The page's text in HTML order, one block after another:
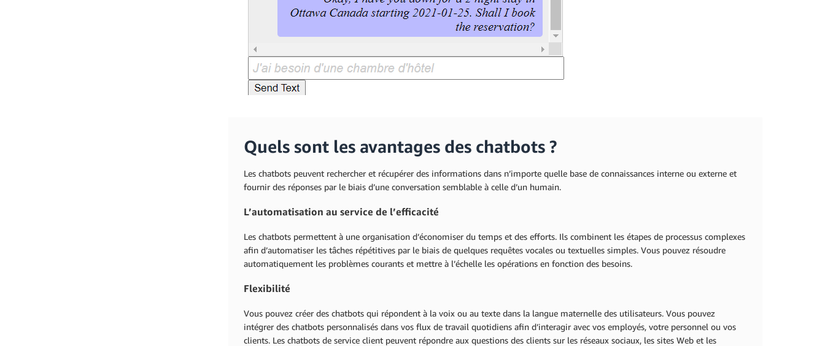
Quels sont les avantages des chatbots ?
Les chatbots peuvent rechercher et récupérer des informations dans n’importe quelle base de connaissances interne ou externe et
fournir des réponses par le biais d’une conversation semblable à celle d’un humain.
L’automatisation au service de l’efficacité
Les chatbots permettent à une organisation d’économiser du temps et des efforts. Ils combinent les étapes de processus complexes
afin d’automatiser les tâches répétitives par le biais de quelques requêtes vocales ou textuelles simples. Vous pouvez résoudre
automatiquement les problèmes courants et mettre à l’échelle les opérations en fonction des besoins.
Flexibilité
Vous pouvez créer des chatbots qui répondent à la voix ou au texte dans la langue maternelle des utilisateurs. Vous pouvez
intégrer des chatbots personnalisés dans vos flux de travail quotidiens afin d’interagir avec vos employés, votre personnel ou vos
clients. Les chatbots de service client peuvent répondre aux questions des clients sur les réseaux sociaux, les sites Web et les